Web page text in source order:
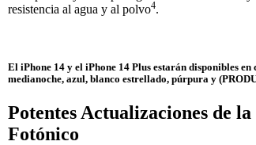
resistencia al agua y al polvo4.
El iPhone 14 y el iPhone 14 Plus estarán disponibles
medianoche, azul, blanco estrellado, púrpura y
Potentes Actualizaciones de
Fotónico